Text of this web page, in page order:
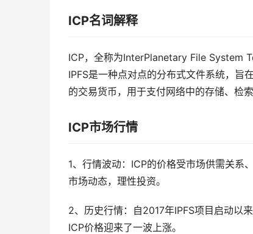
ICP名词解释
ICP，全称为InterPlanetary File System
IPFS是一种点对点的分布式文件系统，旨
的交易货币，用于支付网络中的存储、检索
ICP市场行情
1、行情波动：ICP的价格受市场供需关系
市场动态，理性投资。
2、历史行情：自2017年IPFS项目启动以
ICP价格迎来了一波上涨。